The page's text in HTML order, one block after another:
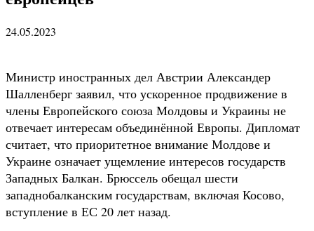
24.05.2023
Министр иностранных дел Австрии Александер
Шалленберг заявил, что ускоренное продвижение в
члены Европейского союза Молдовы и Украины не
отвечает интересам объединённой Европы. Дипломат
считает, что приоритетное внимание Молдове и
Украине означает ущемление интересов государств
Западных Балкан. Брюссель обещал шести
западнобалканским государствам, включая Косово,
вступление в ЕС 20 лет назад.